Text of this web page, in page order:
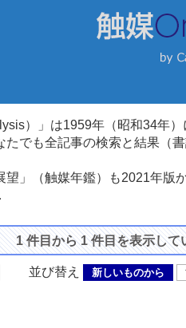
）」は1959年（昭和34年
たでも全記事の検索と結果（
望」（触媒年鑑）も2021年
1 件目から 1 件目を表示して
並び替え 新しいものから